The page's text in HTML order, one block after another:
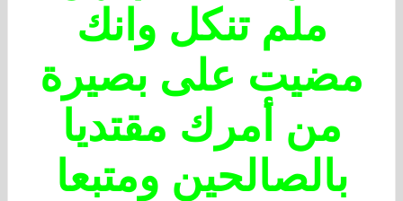
ملم تنكل وانك
مضيت على بصيرة
من أمرك مقتديا
بالصالحين ومتبعا